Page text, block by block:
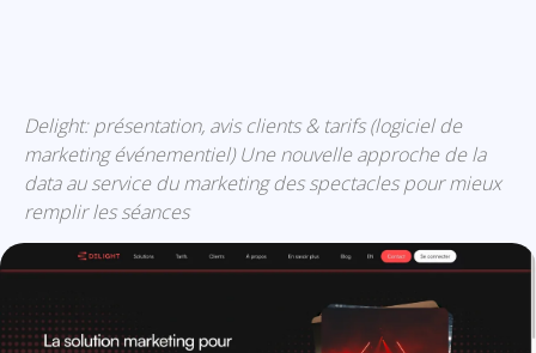
Delight: présentation, avis clients & tarifs (logiciel de
marketing événementiel) Une nouvelle approche de la
data au service du marketing des spectacles pour mieux
remplir les séances